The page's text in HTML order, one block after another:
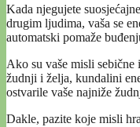
Kada njegujete
drugim ljudima, vaša se
automatski pomaže
Ako su vaše misli sebične
žudnji i želja, kundalini
ostvarile vaše najniže
Dakle, pazite koje misli